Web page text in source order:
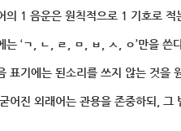
의 1 음운은 원칙적으로 1 기호로 적
는 ‘ㄱ, ㄴ, ㄹ, ㅁ, ㅂ, ㅅ, ㅇ’만을 쓴
표기에는 된소리를 쓰지 않는 것을
어진 외래어는 관용을 존중하되, 그